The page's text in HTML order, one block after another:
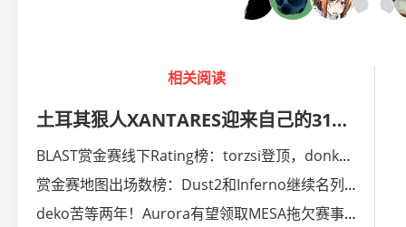
相关阅读
土耳其狠人XANTARES迎来自己的31岁生日！
BLAST赏金赛线下Rating榜：torzsi登顶，donk状态失常
赏金赛地图出场数榜：Dust2和Inferno继续名列榜单首尾
deko苦等两年！Aurora有望领取MESA拖欠赛事奖金